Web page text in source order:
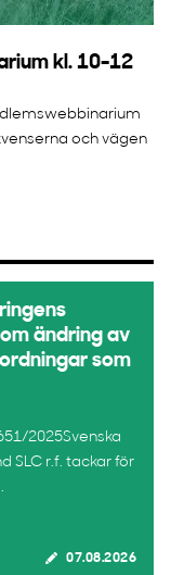
kl. 10-12
och vägen
ändring av
som
2025Svenska
SLC r.f. tackar för
07.08.2026